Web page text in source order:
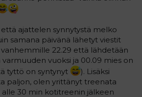
ajattelen synnytystä melko
samana päivänä lähetyt viestit
22.29 että lähdetään
vuoksi ja 00.09 mies on
tyttö on syntynyt
). Lisäksi
paljon, olen yrittänyt treenata
30 min kotitreenin jälkeen